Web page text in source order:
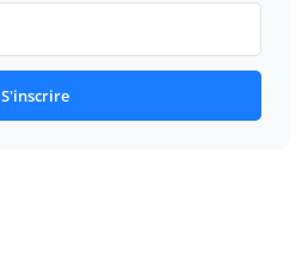
S'inscrire